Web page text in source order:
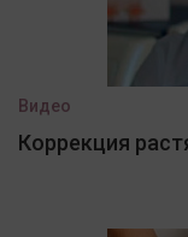
Видео
Коррекция